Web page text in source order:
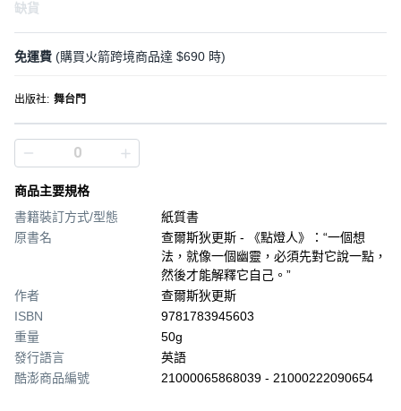
缺貨
免運費 (購買火箭跨境商品達 $690 時)
出版社: 舞台門
商品主要規格
書籍裝訂方式/型態
紙質書
原書名
查爾斯狄更斯 - 《點燈人》：“一個想
法，就像一個幽靈，必須先對它說一點，
然後才能解釋它自己。”
作者
查爾斯狄更斯
ISBN
9781783945603
重量
50g
發行語言
英語
酷澎商品編號
21000065868039 - 21000222090654